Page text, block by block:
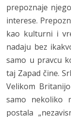
prepoznaje
interese.
kao kulturni i
nadaju bez
samo u pravcu
taj Zapad čine.
Velikom
samo nekoliko
postala